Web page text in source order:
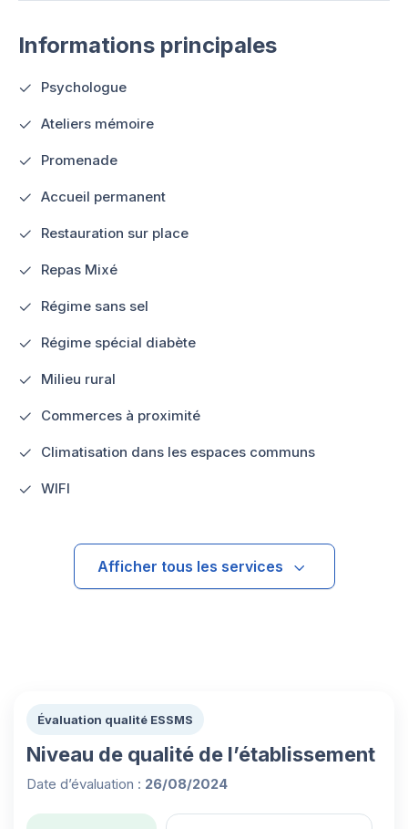
Informations principales
Psychologue
Ateliers mémoire
Promenade
Accueil permanent
Restauration sur place
Repas Mixé
Régime sans sel
Régime spécial diabète
Milieu rural
Commerces à proximité
Climatisation dans les espaces communs
WIFI
Afficher tous les services
Évaluation qualité ESSMS
Niveau de qualité de l’établissement
Date d’évaluation : 26/08/2024